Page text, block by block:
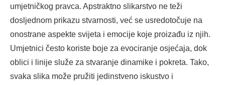
umjetničkog pravca. Apstraktno slikarstvo ne teži
dosljednom prikazu stvarnosti, već se usredotočuje na
onostrane aspekte svijeta i emocije koje proizađu iz njih.
Umjetnici često koriste boje za evociranje osjećaja, dok
oblici i linije služe za stvaranje dinamike i pokreta. Tako,
svaka slika može pružiti jedinstveno iskustvo i